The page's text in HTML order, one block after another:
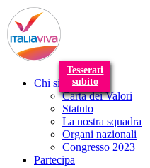
Tesserati
subito
Chi siamo
Carta dei Valori
Statuto
La nostra squadra
Organi nazionali
Congresso 2023
Partecipa